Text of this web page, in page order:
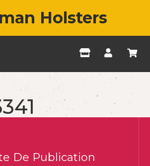
Holsters
De Publication